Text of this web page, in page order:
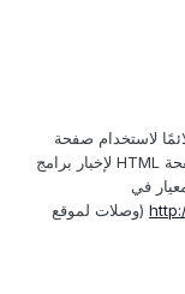
لاستخدام صفحة
لصفحة HTML لإخبار برامج
في
(وصلات لموقع